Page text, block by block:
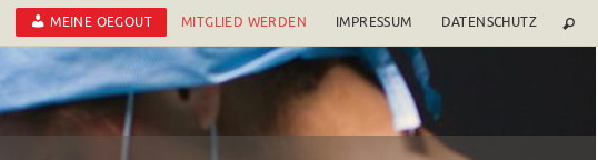
MEINE OEGOUT MITGLIED WERDEN IMPRESSUM DATENSCHUTZ